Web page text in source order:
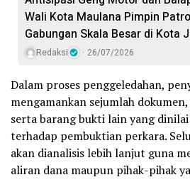
Wali Kota Maulana Pimpin
Gabungan Skala Besar di Kota
Redaksi 26/07/2026
Dalam proses penggeledahan,
mengamankan sejumlah
serta barang bukti lain yang
terhadap pembuktian perkara.
akan dianalisis lebih lanjut guna
aliran dana maupun pihak-pihak